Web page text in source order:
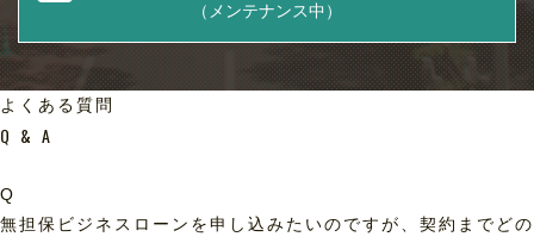
（メンテナンス中）
よくある質問
Q & A
Q
無担保ビジネスローンを申し込みたいのですが、契約までどの